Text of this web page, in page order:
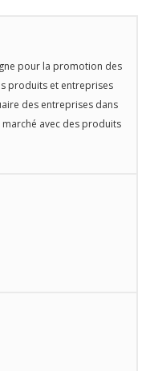
pour la promotion des
produits et entreprises
des entreprises dans
avec des produits